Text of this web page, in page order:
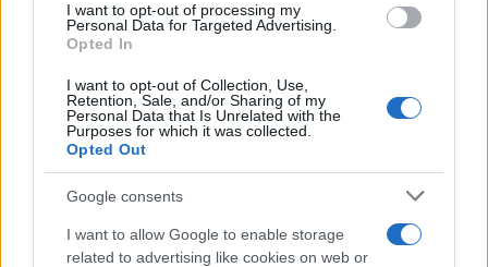
I want to opt-out of processing my
Personal Data for Targeted Advertising.
Opted In
I want to opt-out of Collection, Use,
Retention, Sale, and/or Sharing of my
Personal Data that Is Unrelated with the
Purposes for which it was collected.
Opted Out
Google consents
I want to allow Google to enable storage
related to advertising like cookies on web or
Πιο δημοφιλή
Κωνσταντίνος Αργυρός και Αλεξάνδρα
Νίκα κάνουν διακοπές με πολυτελές γιοτ
με τα δύο παιδιά τους
Ελίζαμπεθ Ελέτσι και Νεκτάριος Λεμονίδης
πήγαν στον Άγιο Νεκτάριο Βούλας για να
πάρουν την ευχή για τον γιο τους